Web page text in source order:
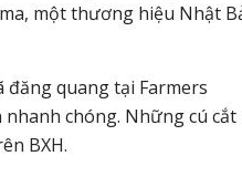
một thương hiệu Nhật
quang tại Farmers
chóng. Những cú cắt
BXH.